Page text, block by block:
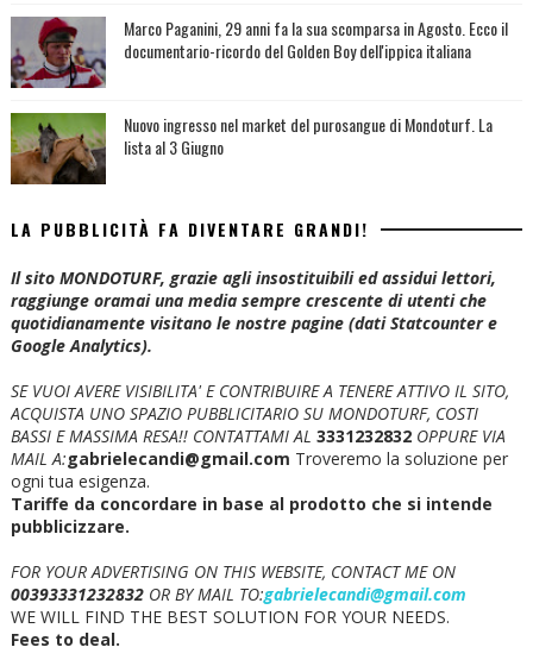
Marco Paganini, 29 anni fa la sua scomparsa in Agosto. Ecco il
documentario-ricordo del Golden Boy dell'ippica italiana
Nuovo ingresso nel market del purosangue di Mondoturf. La
lista al 3 Giugno
LA PUBBLICITÀ FA DIVENTARE GRANDI!
Il sito MONDOTURF, grazie agli insostituibili ed assidui lettori,
raggiunge oramai una media sempre crescente di utenti che
quotidianamente visitano le nostre pagine (dati Statcounter e
Google Analytics).
SE VUOI AVERE VISIBILITA' E CONTRIBUIRE A TENERE ATTIVO IL SITO,
ACQUISTA UNO SPAZIO PUBBLICITARIO SU MONDOTURF, COSTI
BASSI E MASSIMA RESA!! CONTATTAMI AL 3331232832 OPPURE VIA
MAIL A:gabrielecandi@gmail.com Troveremo la soluzione per
ogni tua esigenza.
Tariffe da concordare in base al prodotto che si intende
pubblicizzare.
FOR YOUR ADVERTISING ON THIS WEBSITE, CONTACT ME ON
00393331232832OR BY MAIL TO:gabrielecandi@gmail.com
WE WILL FIND THE BEST SOLUTION FOR YOUR NEEDS.
Fees to deal.